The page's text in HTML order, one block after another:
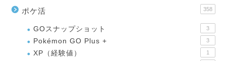
ポケ活 358
GOスナップショット 3
Pokémon GO Plus + 3
XP（経験値） 1